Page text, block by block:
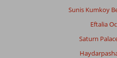
Sunis Kumkoy
Eftalia
Saturn